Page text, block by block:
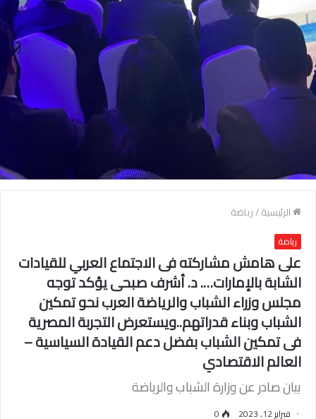
الرئيسية/رياضة
رياضة
على هامش مشاركته فى الاجتماع العربي للقيادات
الشابة بالإمارات…. د. أشرف صبحى يؤكد توجه
مجلس وزراء الشباب والرياضة العرب نحو تمكين
الشباب وبناء قدراتهم..ويستعرض التجربة المصرية
فى تمكين الشباب بفضل دعم القيادة السياسية –
العالم الاقتصادي
بيان صادر عن وزارة الشباب والرياضة
فبراير 12, 2023 0